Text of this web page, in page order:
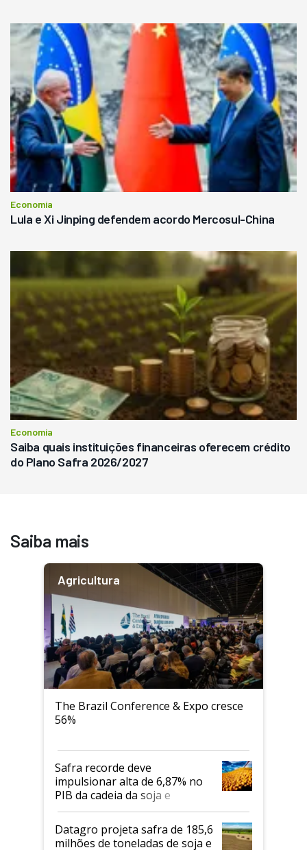
Economia
Lula e Xi Jinping defendem acordo Mercosul-China
Economia
Saiba quais instituições financeiras oferecem crédito
do Plano Safra 2026/2027
Saiba mais
Agricultura
The Brazil Conference & Expo cresce
56%
Safra recorde deve
impulsionar alta de 6,87% no
PIB da cadeia da soja e
biodiesel em 2026
Datagro projeta safra de 185,6
milhões de toneladas de soja e